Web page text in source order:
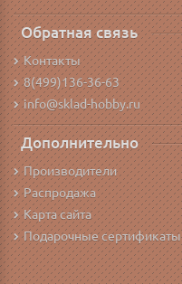
Обратная связь
Контакты
8(499)136-36-63
info@sklad-hobby.ru
Дополнительно
Производители
Распродажа
Карта сайта
Подарочные сертификаты